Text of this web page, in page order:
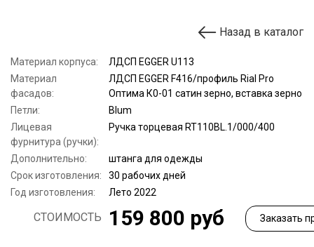
Назад в каталог
Материал корпуса:
ЛДСП EGGER U113
Материал
фасадов:
ЛДСП EGGER F416/профиль Rial Pro
Оптима К0-01 сатин зерно, вставка зерно
Петли:
Blum
Лицевая
фурнитура (ручки):
Ручка торцевая RT110BL.1/000/400
Дополнительно:
штанга для одежды
Срок изготовления:
30 рабочих дней
Год изготовления:
Лето 2022
СТОИМОСТЬ 159 800 руб Заказать